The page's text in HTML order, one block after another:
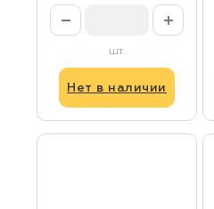
шт.
Нет в наличии